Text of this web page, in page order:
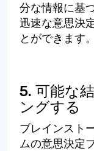
分な情報に基
迅速な意思決
とができます。
5. 可能な
ングする
ブレインスト
ムの意思決定